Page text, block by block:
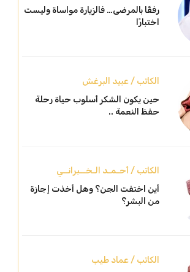
رفقًا بالمرضى… فالزيارة مواساة وليست
اختبارًا
الكاتب / عبيد البرغش
حين يكون الشكر أسلوب حياة رحلة
حفظ النعمة ..
الكاتب / أحـمـد الـخــبرانــي
أين اختفت الجن؟ وهل أخذت إجازة
من البشر؟
الكاتب / عماد طيب